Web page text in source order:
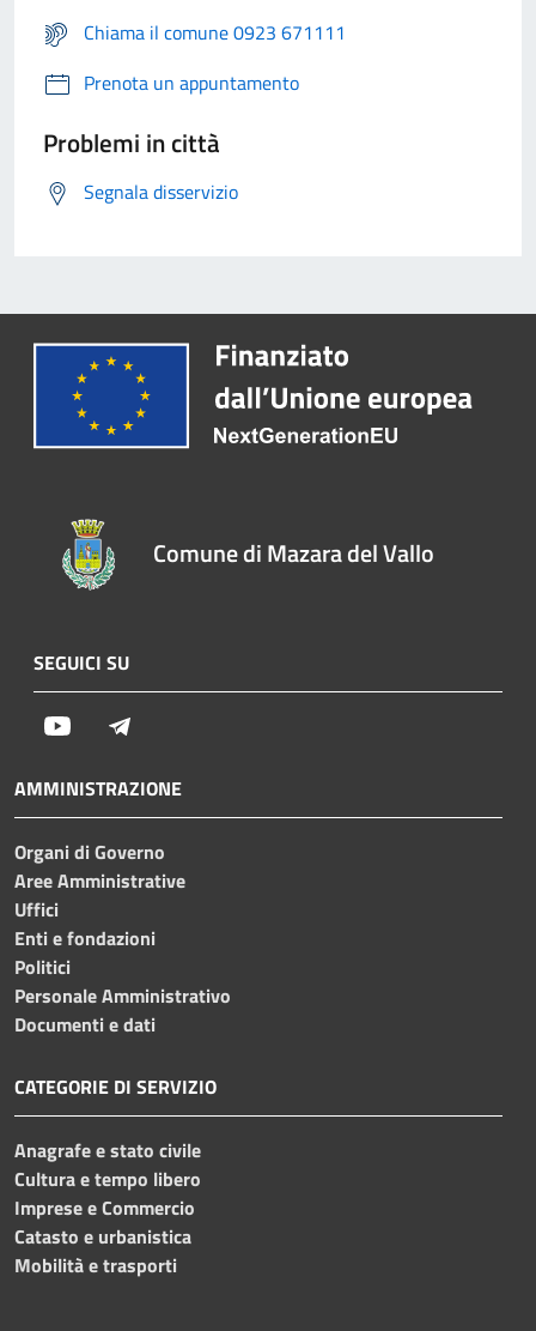
Chiama il comune 0923 671111
Prenota un appuntamento
Problemi in città
Segnala disservizio
Comune di Mazara del Vallo
SEGUICI SU
Youtube
AMMINISTRAZIONE
Organi di Governo
Aree Amministrative
Uffici
Enti e fondazioni
Politici
Personale Amministrativo
Documenti e dati
CATEGORIE DI SERVIZIO
Anagrafe e stato civile
Cultura e tempo libero
Imprese e Commercio
Catasto e urbanistica
Mobilità e trasporti